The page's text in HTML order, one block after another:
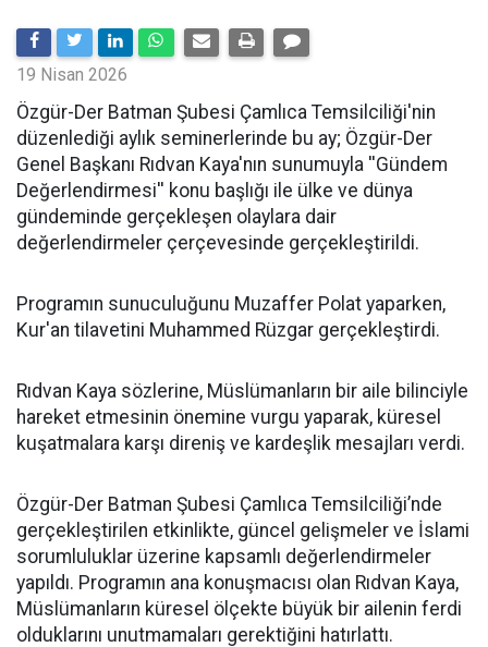
19 Nisan 2026
​Özgür-Der Batman Şubesi Çamlıca Temsilciliği'nin
düzenlediği aylık seminerlerinde bu ay; Özgür-Der
Genel Başkanı Rıdvan Kaya'nın sunumuyla ''Gündem
Değerlendirmesi'' konu başlığı ile ülke ve dünya
gündeminde gerçekleşen olaylara dair
değerlendirmeler çerçevesinde gerçekleştirildi.
Programın sunuculuğunu Muzaffer Polat yaparken,
Kur'an tilavetini Muhammed Rüzgar gerçekleştirdi.
Rıdvan Kaya sözlerine, Müslümanların bir aile bilinciyle
hareket etmesinin önemine vurgu yaparak, küresel
kuşatmalara karşı direniş ve kardeşlik mesajları verdi.
Özgür-Der Batman Şubesi Çamlıca Temsilciliği’nde
gerçekleştirilen etkinlikte, güncel gelişmeler ve İslami
sorumluluklar üzerine kapsamlı değerlendirmeler
yapıldı. Programın ana konuşmacısı olan Rıdvan Kaya,
Müslümanların küresel ölçekte büyük bir ailenin ferdi
olduklarını unutmamaları gerektiğini hatırlattı.